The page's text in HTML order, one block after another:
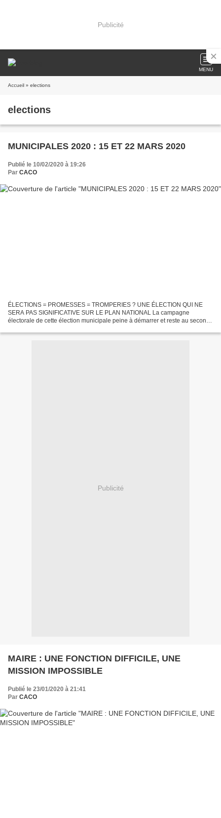
Publicité
MENU
Accueil » elections
elections
MUNICIPALES 2020 : 15 ET 22 MARS 2020
Publié le 10/02/2020 à 19:26
Par CACO
ÉLECTIONS = PROMESSES = TROMPERIES ? UNE ÉLECTION QUI NE
SERA PAS SIGNIFICATIVE SUR LE PLAN NATIONAL La campagne
électorale de cette élection municipale peine à démarrer et reste au second
Publicité
MAIRE : UNE FONCTION DIFFICILE, UNE
MISSION IMPOSSIBLE
Publié le 23/01/2020 à 21:41
Par CACO